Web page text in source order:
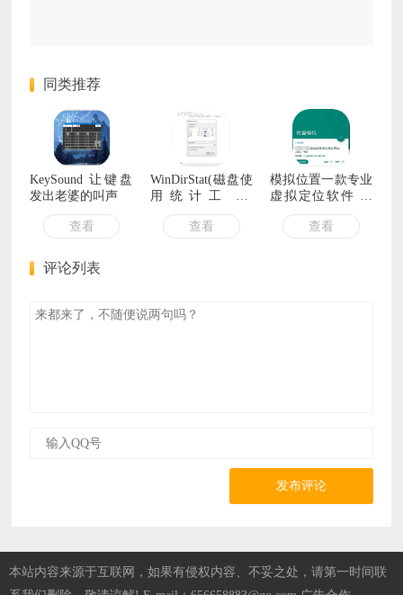
同类推荐
KeySound 让键盘
发出老婆的叫声
查看
WinDirStat(磁盘使
用统计工具)
v2.5.9 Beta 中文绿
查看
模拟位置一款专业
虚拟定位软件 解
锁专业版
查看
评论列表
发布评论
本站内容来源于互联网，如果有侵权内容、不妥之处，请第一时间联